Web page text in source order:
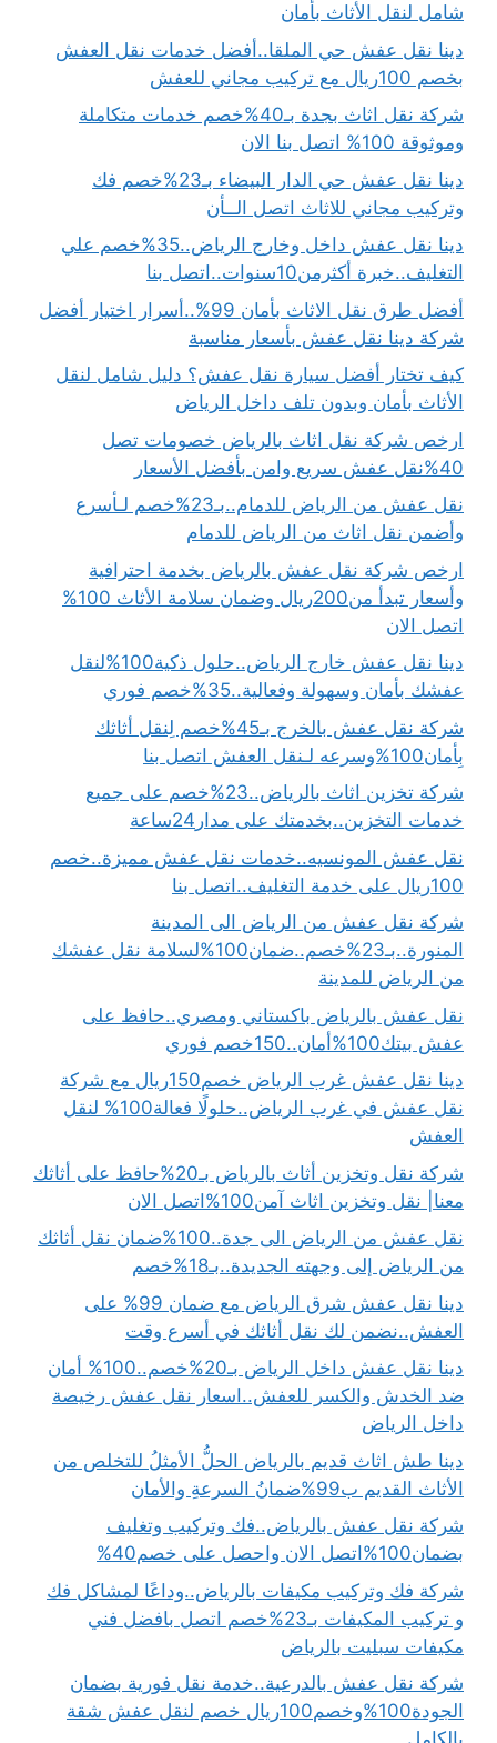
شامل لنقل الأثاث بأمان
دينا نقل عفش حي الملقا..أفضل خدمات نقل العفش
بخصم 100ريال مع تركيب مجاني للعفش
شركة نقل اثاث بجدة بـ40%خصم خدمات متكاملة
وموثوقة 100% اتصل بنا الان
دينا نقل عفش حي الدار البيضاء بـ23%خصم فك
وتركيب مجاني للاثاث اتصل الــأن
دينا نقل عفش داخل وخارج الرياض..35%خصم علي
التغليف..خبرة أكثرمن10سنوات..اتصل بنا
أفضل طرق نقل الاثاث بأمان 99%..أسرار اختيار أفضل
شركة دينا نقل عفش بأسعار مناسبة
كيف تختار أفضل سيارة نقل عفش؟ دليل شامل لنقل
الأثاث بأمان وبدون تلف داخل الرياض
ارخص شركة نقل اثاث بالرياض خصومات تصل
40%نقل عفش سريع وامن بأفضل الأسعار
نقل عفش من الرياض للدمام..بـ23%خصم لـأسرع
وأضمن نقل اثاث من الرياض للدمام
ارخص شركة نقل عفش بالرياض بخدمة احترافية
وأسعار تبدأ من200ريال وضمان سلامة الأثاث 100%
اتصل الان
دينا نقل عفش خارج الرياض..حلول ذكية100%لنقل
عفشك بأمان وسهولة وفعالية..35%خصم فوري
شركة نقل عفش بالخرج بـ45%خصم لِنقل أثاثك
بِأمان100%وسرعه لـنقل العفش اتصل بنا
شركة تخزين اثاث بالرياض..23%خصم على جميع
خدمات التخزين..بخدمتك على مدار24ساعة
نقل عفش المونسيه..خدمات نقل عفش مميزة..خصم
100ريال على خدمة التغليف..اتصل بنا
شركة نقل عفش من الرياض الى المدينة
المنورة..بـ23%خصم..ضمان100%لسلامة نقل عفشك
من الرياض للمدينة
نقل عفش بالرياض باكستاني ومصري..حافظ على
عفش بيتك100%أمان..150خصم فوري
دينا نقل عفش غرب الرياض خصم150ريال مع شركة
نقل عفش في غرب الرياض..حلولًا فعالة100% لنقل
العفش
شركة نقل وتخزين أثاث بالرياض بـ20%حافظ على أثاثك
معنا| نقل وتخزين اثاث آمن100%اتصل الان
نقل عفش من الرياض الى جدة..100%ضمان نقل أثاثك
من الرياض إلى وجهته الجديدة..بـ18%خصم
دينا نقل عفش شرق الرياض مع ضمان 99% على
العفش..نضمن لك نقل أثاثك في أسرع وقت
دينا نقل عفش داخل الرياض بـ20%خصم..100% أمان
ضد الخدش والكسر للعفش..اسعار نقل عفش رخيصة
داخل الرياض
دينا طش اثاث قديم بالرياض الحلُّ الأمثلُ للتخلص من
الأثاث القديم ب99%ضمانُ السرعةِ والأمان
شركة نقل عفش بالرياض..فك وتركيب وتغليف
بضمان100%اتصل الان واحصل على خصم40%
شركة فك وتركيب مكيفات بالرياض..وداعًا لمشاكل فك
و تركيب المكيفات بـ23%خصم اتصل بافضل فني
مكيفات سبليت بالرياض
شركة نقل عفش بالدرعية..خدمة نقل فورية بضمان
الجودة100%وخصم100ريال خصم لنقل عفش شقة